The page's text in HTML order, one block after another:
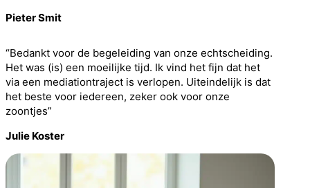
Pieter Smit
“Bedankt voor de begeleiding van onze echtscheiding.
Het was (is) een moeilijke tijd. Ik vind het fijn dat het
via een mediationtraject is verlopen. Uiteindelijk is dat
het beste voor iedereen, zeker ook voor onze
zoontjes”
Julie Koster